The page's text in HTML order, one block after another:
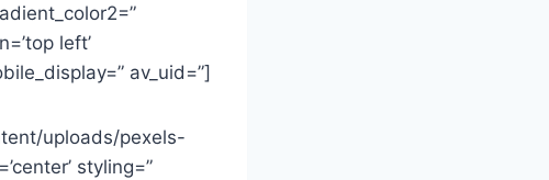
left’
av_uid=”]
uploads/pexels-
styling=”